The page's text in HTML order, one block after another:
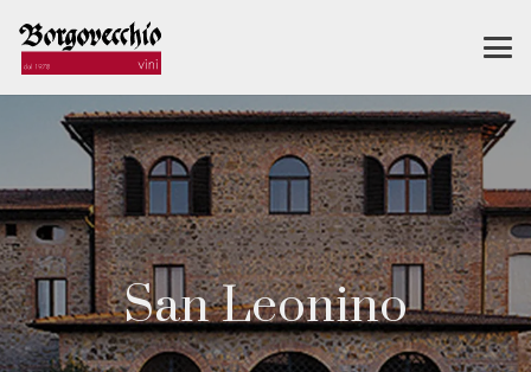
San Leonino